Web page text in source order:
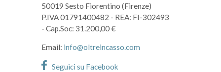
50019 Sesto Fiorentino (Firenze)
P.IVA 01791400482 - REA: FI-302493
- Cap.Soc: 31.200,00 €
Email: info@oltreincasso.com
Seguici su Facebook